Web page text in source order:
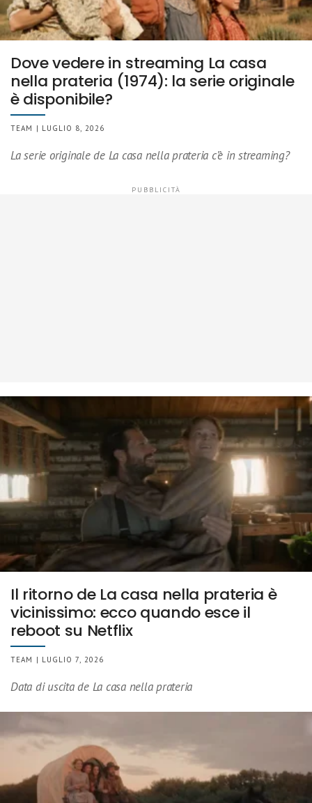
Dove vedere in streaming La casa
nella prateria (1974): la serie originale
è disponibile?
TEAM | LUGLIO 8, 2026
La serie originale de La casa nella prateria c’è in streaming?
Il ritorno de La casa nella prateria è
vicinissimo: ecco quando esce il
reboot su Netflix
TEAM | LUGLIO 7, 2026
Data di uscita de La casa nella prateria